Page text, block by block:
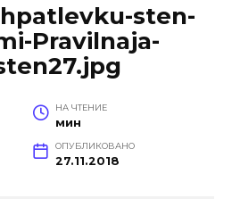
sten-
Pravilnaja-
НА ЧТЕНИЕ
мин
ОПУБЛИКОВАНО
27.11.2018